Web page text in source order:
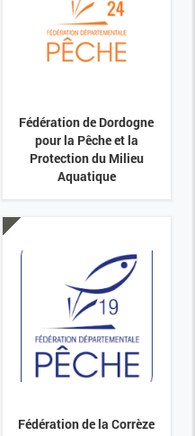
Fédération de Dordogne
pour la Pêche et la
Protection du Milieu
Aquatique
Fédération de la Corrèze